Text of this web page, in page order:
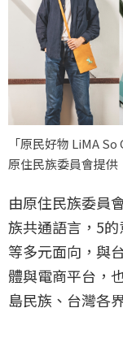
「原民好物 LiMA
原住民族委員會提供
由原住民族委員
族共通語言，5
等多元面向，與
體與電商平台，
島民族、台灣各